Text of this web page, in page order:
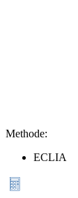
Methode:
ECLIA